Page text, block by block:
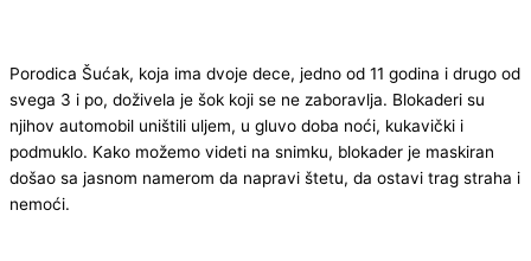
Porodica Šućak, koja ima dvoje dece, jedno od 11 godina i drugo od
svega 3 i po, doživela je šok koji se ne zaboravlja. Blokaderi su
njihov automobil uništili uljem, u gluvo doba noći, kukavički i
podmuklo. Kako možemo videti na snimku, blokader je maskiran
došao sa jasnom namerom da napravi štetu, da ostavi trag straha i
nemoći.